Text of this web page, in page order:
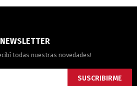
NEWSLETTER
todas nuestras novedades!
SUSCRIBIRME